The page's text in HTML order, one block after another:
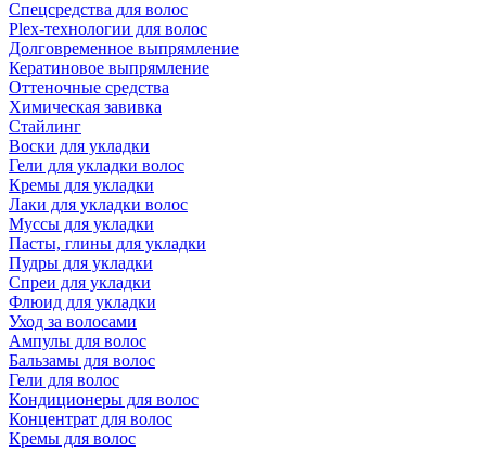
Спецсредства для волос
Plex-технологии для волос
Долговременное выпрямление
Кератиновое выпрямление
Оттеночные средства
Химическая завивка
Стайлинг
Воски для укладки
Гели для укладки волос
Кремы для укладки
Лаки для укладки волос
Муссы для укладки
Пасты, глины для укладки
Пудры для укладки
Спреи для укладки
Флюид для укладки
Уход за волосами
Ампулы для волос
Бальзамы для волос
Гели для волос
Кондиционеры для волос
Концентрат для волос
Кремы для волос